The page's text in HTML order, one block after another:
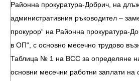
Районна прокуратура-Добрич, на
административния ръководител –
прокурор“ на Районна прокуратура-
в ОП“, с основно месечно трудово
Таблица № 1 на ВСС за определяне
основни месечни работни заплати на